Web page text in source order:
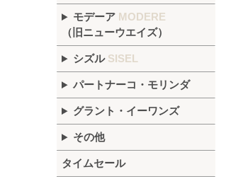
モデーア MODERE
（旧ニューウエイズ）
シズル SISEL
パートナーコ・モリンダ
グラント・イーワンズ
その他
タイムセール